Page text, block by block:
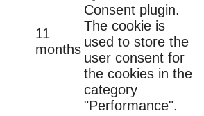
11
months
Consent plugin.
The cookie is
used to store the
user consent for
the cookies in the
category
"Performance".